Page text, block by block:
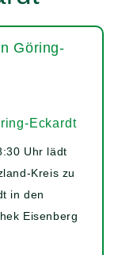
Eckardt
Uhr lädt
Kreis zu
in den
Eisenberg